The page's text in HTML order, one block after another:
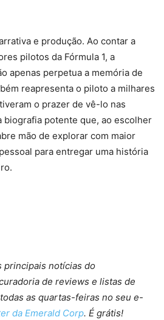
e produção. Ao contar a
pilotos da Fórmula 1, a
apenas perpetua a memória de
reapresenta o piloto a milhares
o prazer de vê-lo nas
biografia potente que, ao escolher
mão de explorar com maior
para entregar uma história
principais notícias do
de reviews e listas de
as quartas-feiras no seu e-
da Emerald Corp. É grátis!